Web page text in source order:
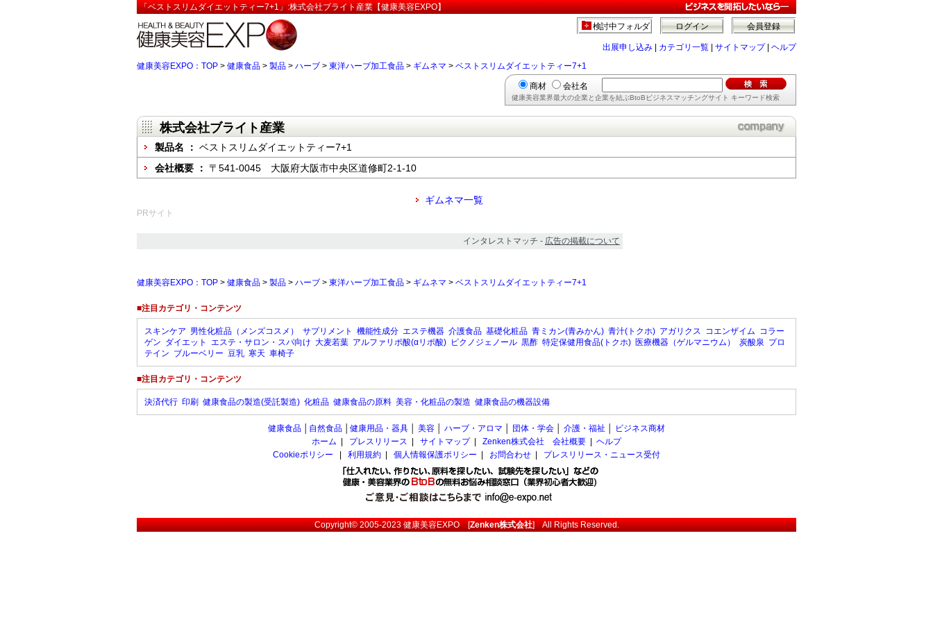
「ベストスリムダイエットティー7+1」:株式会社ブライト産業【健康美容EXPO】
会員登録
ログイン
検討中フォルダ
出展申し込み カテゴリ一覧 サイトマップ| ヘルプ
健康美容EXPO：TOP > 健康食品 > 製品 > ハーブ > 東洋ハーブ加工食品 > ギムネマ > ベストスリムダイエットティー7+1
商材 会社名
健康美容業界最大の企業と企業を結ぶBtoBビジネスマッチングサイト キーワード検索
株式会社ブライト産業
製品名 ： ベストスリムダイエットティー7+1
会社概要 ： 〒541-0045 大阪府大阪市中央区道修町2-1-10
ギムネマ一覧
PRサイト
インタレストマッチ - 広告の掲載について
健康美容EXPO：TOP > 健康食品 > 製品 > ハーブ > 東洋ハーブ加工食品 > ギムネマ > ベストスリムダイエットティー7+1
■注目カテゴリ・コンテンツ
スキンケア 男性化粧品（メンズコスメ） サプリメント 機能性成分 エステ機器 介護食品 基礎化粧品 青ミカン(青みかん) 青汁(トクホ) アガリクス コエンザイム コラー
ゲン ダイエット エステ・サロン・スパ向け 大麦若葉 アルファリポ酸(αリポ酸) ピクノジェノール 黒酢 特定保健用食品(トクホ) 医療機器（ゲルマニウム） 炭酸泉 プロ
テイン ブルーベリー 豆乳 寒天 車椅子
■注目カテゴリ・コンテンツ
決済代行 印刷 健康食品の製造(受託製造) 化粧品 健康食品の原料 美容・化粧品の製造 健康食品の機器設備
健康食品 自然食品 健康用品・器具 美容 ハーブ・アロマ 団体・学会 介護・福祉
ビジネス商材
ホーム
プレスリリース サイトマップ| Zenken株式会社 会社概要
ヘルプ
Cookieポリシー
利用規約 個人情報保護ポリシー お問合わせ プレスリリース・ニュース受付
Copyright© 2005-2023健康美容EXPO[Zenken株式会社] All Rights Reserved.